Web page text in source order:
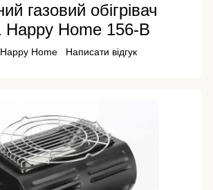
газовий обігрівач
Happy Home 156-В
Home Написати відгук